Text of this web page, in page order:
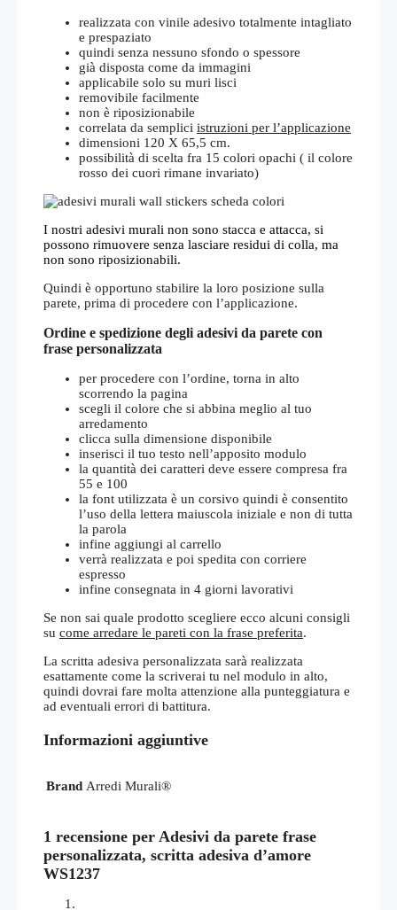
realizzata con vinile adesivo totalmente intagliato
e prespaziato
quindi senza nessuno sfondo o spessore
già disposta come da immagini
applicabile solo su muri lisci
removibile facilmente
non è riposizionabile
correlata da semplici istruzioni per l’applicazione
dimensioni 120 X 65,5 cm.
possibilità di scelta fra 15 colori opachi ( il colore
rosso dei cuori rimane invariato)
I nostri adesivi murali non sono stacca e attacca, si
possono rimuovere senza lasciare residui di colla, ma
non sono riposizionabili.
Quindi è opportuno stabilire la loro posizione sulla
parete, prima di procedere con l’applicazione.
Ordine e spedizione degli adesivi da parete con
frase personalizzata
per procedere con l’ordine, torna in alto
scorrendo la pagina
scegli il colore che si abbina meglio al tuo
arredamento
clicca sulla dimensione disponibile
inserisci il tuo testo nell’apposito modulo
la quantità dei caratteri deve essere compresa fra
55 e 100
la font utilizzata è un corsivo quindi è consentito
l’uso della lettera maiuscola iniziale e non di tutta
la parola
infine aggiungi al carrello
verrà realizzata e poi spedita con corriere
espresso
infine consegnata in 4 giorni lavorativi
Se non sai quale prodotto scegliere ecco alcuni consigli
su come arredare le pareti con la frase preferita.
La scritta adesiva personalizzata sarà realizzata
esattamente come la scriverai tu nel modulo in alto,
quindi dovrai fare molta attenzione alla punteggiatura e
ad eventuali errori di battitura.
Informazioni aggiuntive
Brand Arredi Murali®
1 recensione per Adesivi da parete frase
personalizzata, scritta adesiva d’amore
WS1237